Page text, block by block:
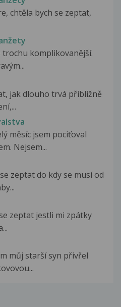
chtěla bych se zeptat,
komplikovanější.
jak dlouho trvá přibližně
měsíc jsem pociťoval
Nejsem...
zeptat do kdy se musí od
zeptat jestli mi zpátky
můj starší syn přivřel